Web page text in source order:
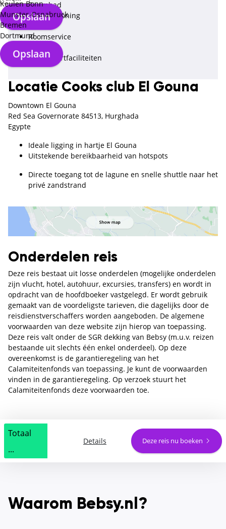
Opslaan
Keulen Bonn
Munster-Osnabruck
Bremen
Dortmund
Opslaan
Zwembad
Airconditioning
Roomservice
Watersportfaciliteiten
Locatie Cooks club El Gouna
Downtown El Gouna
Red Sea Governorate 84513, Hurghada
Egypte
Ideale ligging in hartje El Gouna
Uitstekende bereikbaarheid van hotspots
Directe toegang tot de lagune en snelle shuttle naar het
privé zandstrand
Onderdelen reis
Deze reis bestaat uit losse onderdelen (mogelijke onderdelen
zijn vlucht, hotel, autohuur, excursies, transfers) en wordt in
opdracht van de hoofdboeker vastgelegd. Er wordt gebruik
gemaakt van de voordeligste tarieven, die dagelijks door de
reisdienstverschaffers worden aangeboden. De algemene
voorwaarden van deze website zijn hierop van toepassing.
Deze reis valt onder de SGR dekking van Bebsy (m.u.v. reizen
bestaande uit slechts één enkel onderdeel). Op deze
overeenkomst is de garantieregeling van het
Calamiteitenfonds van toepassing. Je kunt de voorwaarden
vinden in de garantieregeling. Op verzoek stuurt het
Calamiteitenfonds deze voorwaarden toe.
Totaal
...
Details Deze reis nu boeken
Waarom Bebsy.nl?